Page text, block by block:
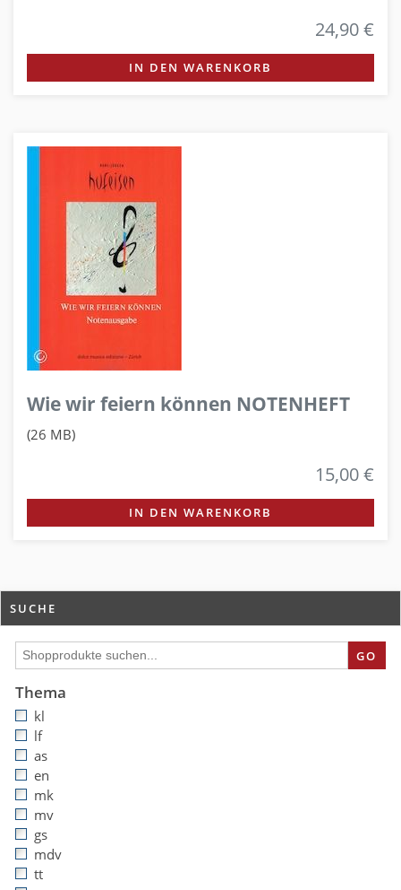
24,90 €
IN DEN WARENKORB
Wie wir feiern können NOTENHEFT
(26 MB)
15,00 €
IN DEN WARENKORB
SUCHE
GO
Thema
kl
lf
as
en
mk
mv
gs
mdv
tt